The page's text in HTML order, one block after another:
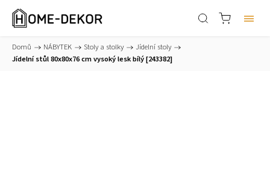
Domů / NÁBYTEK / Stoly a stolky / Jídelní stoly /
Jídelní stůl 80x80x76 cm vysoký lesk bílý [243382]